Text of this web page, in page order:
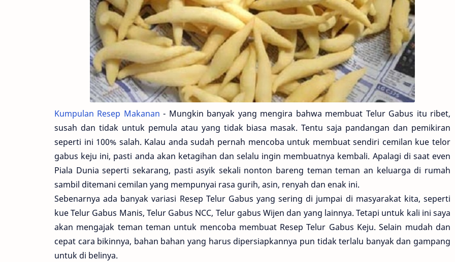
Kumpulan Resep Makanan - Mungkin banyak yang mengira bahwa membuat Telur Gabus itu ribet,
susah dan tidak untuk pemula atau yang tidak biasa masak. Tentu saja pandangan dan pemikiran
seperti ini 100% salah. Kalau anda sudah pernah mencoba untuk membuat sendiri cemilan kue telor
gabus keju ini, pasti anda akan ketagihan dan selalu ingin membuatnya kembali. Apalagi di saat even
Piala Dunia seperti sekarang, pasti asyik sekali nonton bareng teman teman an keluarga di rumah
sambil ditemani cemilan yang mempunyai rasa gurih, asin, renyah dan enak ini.
Sebenarnya ada banyak variasi Resep Telur Gabus yang sering di jumpai di masyarakat kita, seperti
kue Telur Gabus Manis, Telur Gabus NCC, Telur gabus Wijen dan yang lainnya. Tetapi untuk kali ini saya
akan mengajak teman teman untuk mencoba membuat Resep Telur Gabus Keju. Selain mudah dan
cepat cara bikinnya, bahan bahan yang harus dipersiapkannya pun tidak terlalu banyak dan gampang
untuk di belinya.